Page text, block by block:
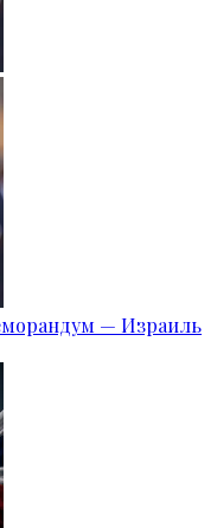
— Израиль